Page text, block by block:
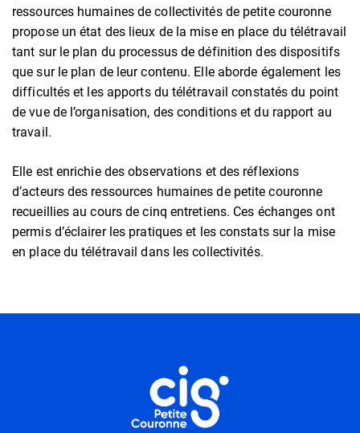
ressources humaines de collectivités de petite couronne
propose un état des lieux de la mise en place du télétravail
tant sur le plan du processus de définition des dispositifs
que sur le plan de leur contenu. Elle aborde également les
difficultés et les apports du télétravail constatés du point
de vue de l’organisation, des conditions et du rapport au
travail.
Elle est enrichie des observations et des réflexions
d’acteurs des ressources humaines de petite couronne
recueillies au cours de cinq entretiens. Ces échanges ont
permis d’éclairer les pratiques et les constats sur la mise
en place du télétravail dans les collectivités.